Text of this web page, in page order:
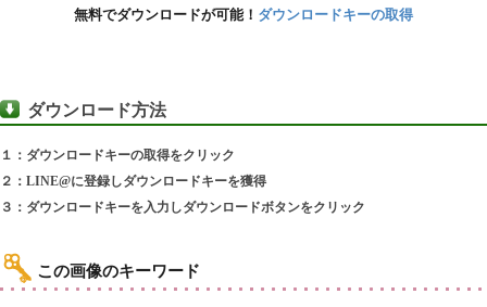
無料でダウンロードが可能！ ダウンロードキーの取得
ダウンロード方法
１：ダウンロードキーの取得をクリック
２：LINE@に登録しダウンロードキーを獲得
３：ダウンロードキーを入力しダウンロードボタンをクリック
この画像のキーワード